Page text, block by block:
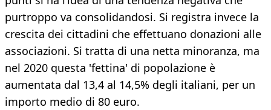
purtroppo va consolidandosi. Si registra invece la
crescita dei cittadini che effettuano donazioni alle
associazioni. Si tratta di una netta minoranza, ma
nel 2020 questa 'fettina' di popolazione è
aumentata dal 13,4 al 14,5% degli italiani, per un
importo medio di 80 euro.